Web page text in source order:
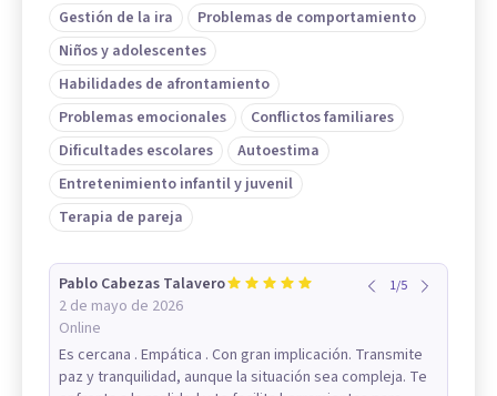
Gestión de la ira
Problemas de comportamiento
Niños y adolescentes
Habilidades de afrontamiento
Problemas emocionales
Conflictos familiares
Dificultades escolares
Autoestima
Entretenimiento infantil y juvenil
Terapia de pareja
Pablo Cabezas Talavero
2 de mayo de 2026
Online
1/5
Es cercana . Empática . Con gran implicación. Transmite
paz y tranquilidad, aunque la situación sea compleja. Te